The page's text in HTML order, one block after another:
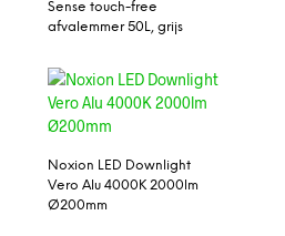
Sense touch-free
afvalemmer 50L, grijs
Noxion LED Downlight
Vero Alu 4000K 2000lm
Ø200mm